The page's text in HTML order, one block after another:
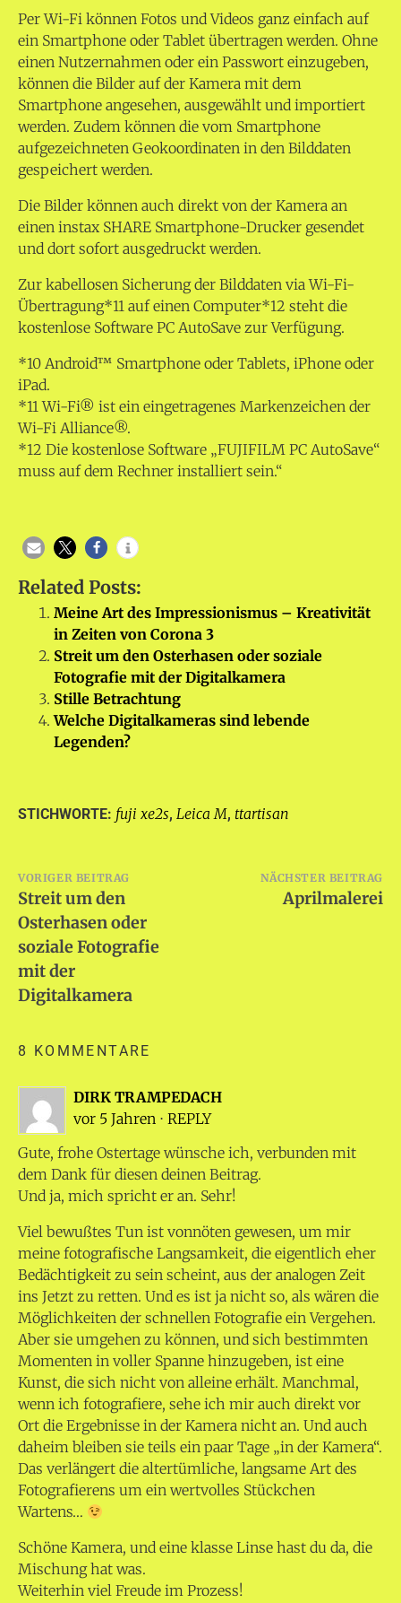
Per Wi-Fi können Fotos und Videos ganz einfach auf
ein Smartphone oder Tablet übertragen werden. Ohne
einen Nutzernahmen oder ein Passwort einzugeben,
können die Bilder auf der Kamera mit dem
Smartphone angesehen, ausgewählt und importiert
werden. Zudem können die vom Smartphone
aufgezeichneten Geokoordinaten in den Bilddaten
gespeichert werden.
Die Bilder können auch direkt von der Kamera an
einen instax SHARE Smartphone-Drucker gesendet
und dort sofort ausgedruckt werden.
Zur kabellosen Sicherung der Bilddaten via Wi-Fi-
Übertragung*11 auf einen Computer*12 steht die
kostenlose Software PC AutoSave zur Verfügung.
*10 Android™ Smartphone oder Tablets, iPhone oder
iPad.
*11 Wi-Fi® ist ein eingetragenes Markenzeichen der
Wi-Fi Alliance®.
*12 Die kostenlose Software „FUJIFILM PC AutoSave“
muss auf dem Rechner installiert sein.“
Related Posts:
Meine Art des Impressionismus – Kreativität
in Zeiten von Corona 3
Streit um den Osterhasen oder soziale
Fotografie mit der Digitalkamera
Stille Betrachtung
Welche Digitalkameras sind lebende
Legenden?
STICHWORTE: fuji xe2s, Leica M, ttartisan
Beitragsnavigation
VORIGER BEITRAG
Streit um den
Osterhasen oder
soziale Fotografie
mit der
Digitalkamera
NÄCHSTER BEITRAG
Aprilmalerei
8 KOMMENTARE
DIRK TRAMPEDACH
vor 5 Jahren ⋅ REPLY
Gute, frohe Ostertage wünsche ich, verbunden mit
dem Dank für diesen deinen Beitrag.
Und ja, mich spricht er an. Sehr!
Viel bewußtes Tun ist vonnöten gewesen, um mir
meine fotografische Langsamkeit, die eigentlich eher
Bedächtigkeit zu sein scheint, aus der analogen Zeit
ins Jetzt zu retten. Und es ist ja nicht so, als wären die
Möglichkeiten der schnellen Fotografie ein Vergehen.
Aber sie umgehen zu können, und sich bestimmten
Momenten in voller Spanne hinzugeben, ist eine
Kunst, die sich nicht von alleine erhält. Manchmal,
wenn ich fotografiere, sehe ich mir auch direkt vor
Ort die Ergebnisse in der Kamera nicht an. Und auch
daheim bleiben sie teils ein paar Tage „in der Kamera“.
Das verlängert die altertümliche, langsame Art des
Fotografierens um ein wertvolles Stückchen
Wartens…
Schöne Kamera, und eine klasse Linse hast du da, die
Mischung hat was.
Weiterhin viel Freude im Prozess!